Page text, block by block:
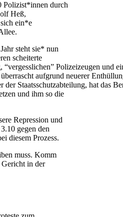
Polizist*innen durch
Heß,
ein*e
steht sie* nun
scheiterte
Polizeizeugen und
aufgrund neuerer
der Staatsschutzabteilung, hat das
und ihm so die
Repression und
gegen den
diesem Prozess.
muss. Komm
in der